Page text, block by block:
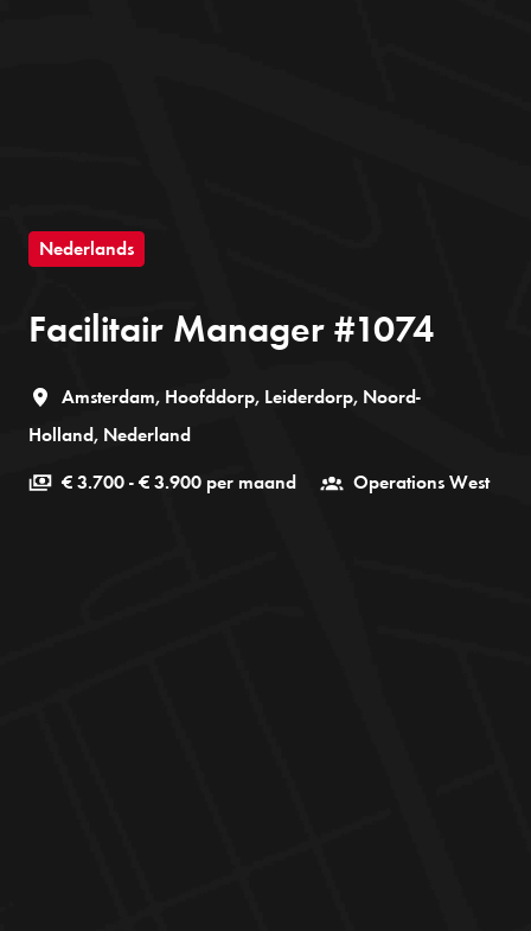
Nederlands
Facilitair Manager #1074
Amsterdam, Hoofddorp, Leiderdorp, Noord-
Holland, Nederland
€ 3.700 - € 3.900 per maand Operations West